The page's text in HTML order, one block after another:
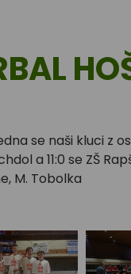
se naši kluci z
a 11:0 se ZŠ
M. Tobolka